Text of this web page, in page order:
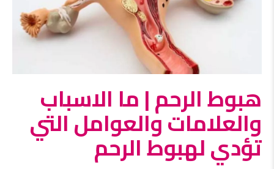
هبوط الرحم | ما الاسباب
والعلامات والعوامل التي
تؤدي لهبوط الرحم